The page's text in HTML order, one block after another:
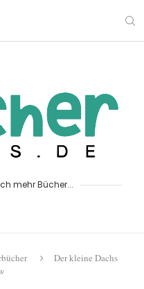
mehr Bücher...
Der kleine Dachs